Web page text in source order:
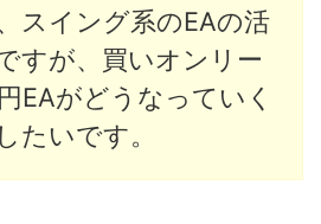
スイング系のEAの活
すが、買いオンリー
EAがどうなっていく
たいです。